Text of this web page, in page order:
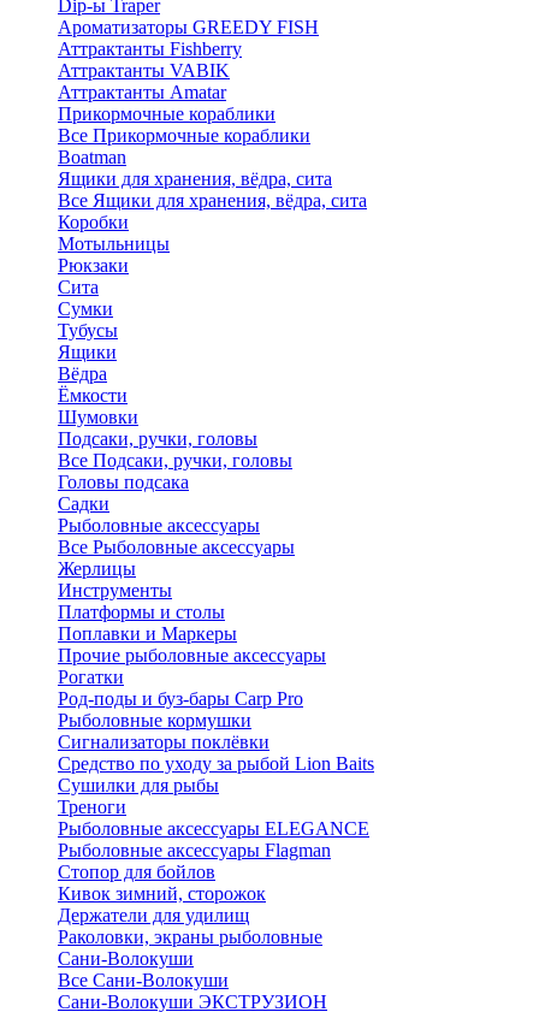
Dip-ы Traper
Ароматизаторы GREEDY FISH
Аттрактанты Fishberry
Аттрактанты VABIK
Аттрактанты Amatar
Прикормочные кораблики
Все Прикормочные кораблики
Boatman
Ящики для хранения, вёдра, сита
Все Ящики для хранения, вёдра, сита
Коробки
Мотыльницы
Рюкзаки
Сита
Сумки
Тубусы
Ящики
Вёдра
Ёмкости
Шумовки
Подсаки, ручки, головы
Все Подсаки, ручки, головы
Головы подсака
Садки
Рыболовные аксессуары
Все Рыболовные аксессуары
Жерлицы
Инструменты
Платформы и столы
Поплавки и Маркеры
Прочие рыболовные аксессуары
Рогатки
Род-поды и буз-бары Carp Pro
Рыболовные кормушки
Сигнализаторы поклёвки
Средство по уходу за рыбой Lion Baits
Сушилки для рыбы
Треноги
Рыболовные аксессуары ELEGANCE
Рыболовные аксессуары Flagman
Стопор для бойлов
Кивок зимний, сторожок
Держатели для удилищ
Раколовки, экраны рыболовные
Сани-Волокуши
Все Сани-Волокуши
Сани-Волокуши ЭКСТРУЗИОН